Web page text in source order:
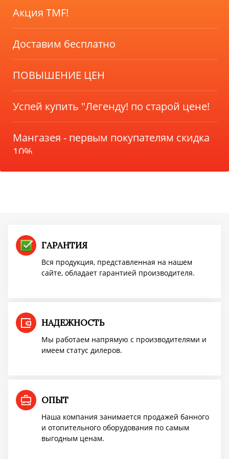
Акция TMF!
Доставим бесплатно
ПОВЫШЕНИЕ ЦЕН
Успей купить "Легенду! по старой цене!
Мангазея - первым покупателям скидка
10%
ПОВЫШЕНИЕ ЦЕН
Успей купить "Легенду! по старой цене!
10%
Акция TMF!
ПОВЫШЕНИЕ ЦЕН
Успей купить "Легенду! по старой цене!
ГАРАНТИЯ
Вся продукция, представленная на нашем
сайте, обладает гарантией производителя.
НАДЕЖНОСТЬ
Мы работаем напрямую с производителями и
имеем статус дилеров.
ОПЫТ
Наша компания занимается продажей банного
и отопительного оборудования по самым
выгодным ценам.